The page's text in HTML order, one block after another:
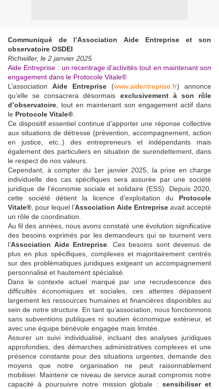
Communiqué de l’Association Aide Entreprise et son
observatoire OSDEI
Richwiller, le 2 janvier 2025
Aide Entreprise : un recentrage d’activités tout en maintenant son
engagement dans le Protocole Vitale®
L’association Aide Entreprise (www.aidentreprise.fr) annonce
qu’elle se consacrera désormais exclusivement à son rôle
d’observatoire , tout en maintenant son engagement actif dans
le Protocole Vitale®
Ce dispositif essentiel continue d’apporter une réponse collective
aux situations de détresse (prévention, accompagnement, action
en justice, etc..) des entrepreneurs et indépendants mais
également des particuliers en situation de surendettement, dans
le respect de nos valeurs.
Cependant, à compter du 1er janvier 2025, la prise en charge
individuelle des cas spécifiques sera assurée par une société
juridique de l’économie sociale et solidaire (ESS). Depuis 2020,
cette société détient la licence d’exploitation du Protocole
Vitale® , pour lequel l’Association Aide Entrepriseavait accepté
un rôle de coordination.
Au fil des années, nous avons constaté une évolution significative
des besoins exprimés par les demandeurs qui se tournent vers
l’Association Aide Entreprise . Ces besoins sont devenus de
plus en plus spécifiques, complexes et majoritairement centrés
sur des problématiques juridiques exigeant un accompagnement
personnalisé et hautement spécialisé.
Dans le contexte actuel marqué par une recrudescence des
difficultés économiques et sociales, ces attentes dépassent
largement les ressources humaines et financières disponibles au
sein de notre structure. En tant qu’association, nous fonctionnons
sans subventions publiques ni soutien économique extérieur, et
avec une équipe bénévole engagée mais limitée.
Assurer un suivi individualisé, incluant des analyses juridiques
approfondies, des démarches administratives complexes et une
présence constante pour des situations urgentes, demande des
moyens que notre organisation ne peut raisonnablement
mobiliser. Maintenir ce niveau de service aurait compromis notre
capacité à poursuivre notre mission globale : sensibiliser et